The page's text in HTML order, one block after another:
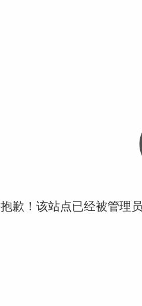
抱歉！该站点已经被管理